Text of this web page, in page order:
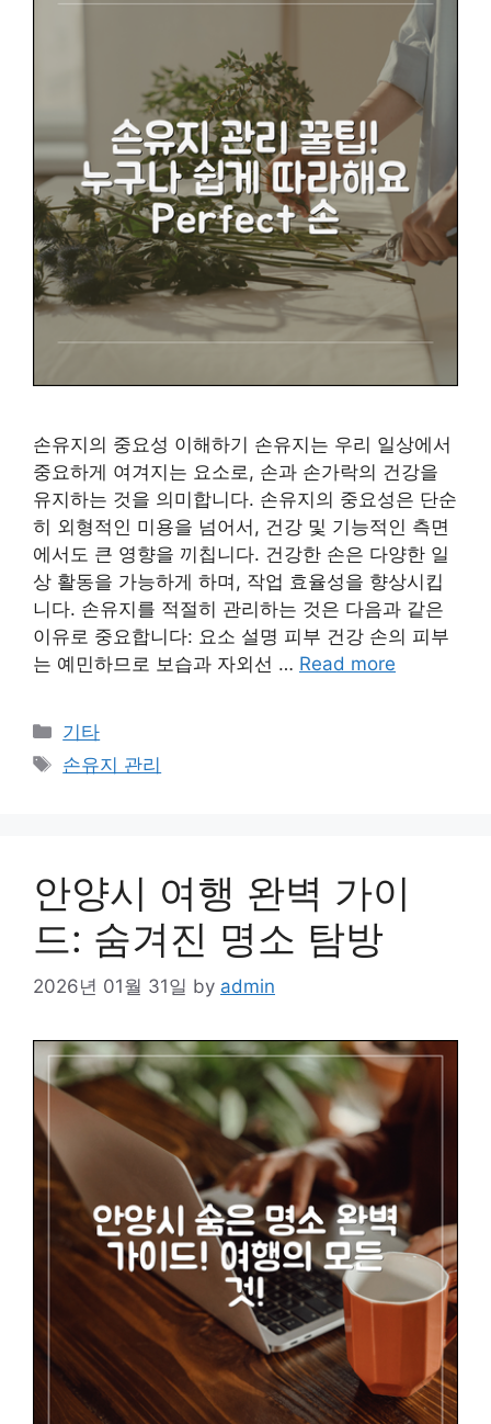
손유지의 중요성 이해하기 손유지는 우리 일상에서
중요하게 여겨지는 요소로, 손과 손가락의 건강을
유지하는 것을 의미합니다. 손유지의 중요성은 단순
히 외형적인 미용을 넘어서, 건강 및 기능적인 측면
에서도 큰 영향을 끼칩니다. 건강한 손은 다양한 일
상 활동을 가능하게 하며, 작업 효율성을 향상시킵
니다. 손유지를 적절히 관리하는 것은 다음과 같은
이유로 중요합니다: 요소 설명 피부 건강 손의 피부
는 예민하므로 보습과 자외선 … Read more
Categories
기타
Tags
손유지 관리
안양시 여행 완벽 가이
드: 숨겨진 명소 탐방
2026년 01월 31일 by admin